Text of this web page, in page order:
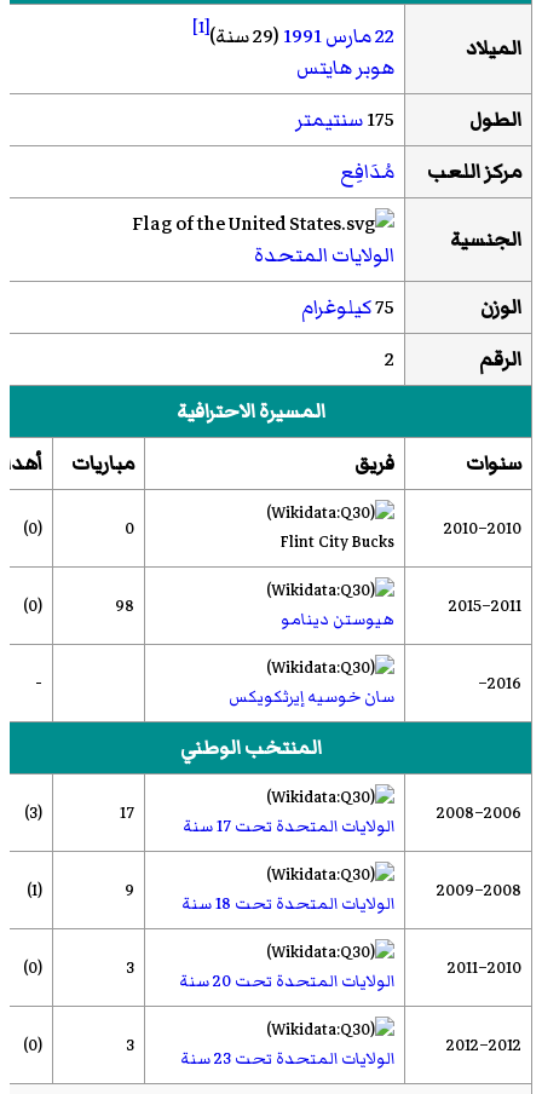
الميلاد 22 مارس 1991(29 سنة) [1]
هوبر هايتس
الطول
175سنتيمتر
مركز اللعب
مُدَافِع
الجنسية
الولايات المتحدة
الوزن
75كيلوغرام
الرقم
2
المسيرة الاحترافية
سنوات
فريق مباريات
2010–2010
Flint City Bucks
0
(0)
2011–2015
هيوستن دينامو
98
(0)
2016–
سان خوسيه إيرثكويكس -
المنتخب الوطني
2006–2008
الولايات المتحدة تحت 17 سنة
17
(3)
2008–2009
الولايات المتحدة تحت 18 سنة
9
(1)
2010–2011
الولايات المتحدة تحت 20 سنة
3
(0)
2012–2012
الولايات المتحدة تحت 23 سنة
3
(0)